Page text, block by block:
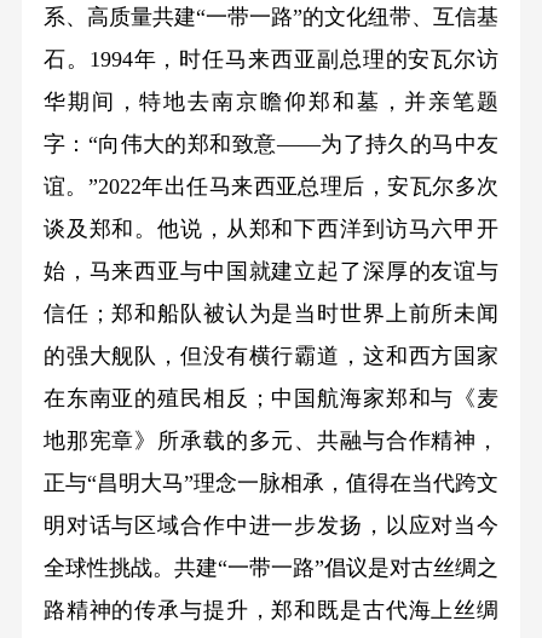
系、高质量共建“一带一路”的文化纽带、互信基
石。1994年，时任马来西亚副总理的安瓦尔访
华期间，特地去南京瞻仰郑和墓，并亲笔题
字：“向伟大的郑和致意——为了持久的马中友
谊。”2022年出任马来西亚总理后，安瓦尔多次
谈及郑和。他说，从郑和下西洋到访马六甲开
始，马来西亚与中国就建立起了深厚的友谊与
信任；郑和船队被认为是当时世界上前所未闻
的强大舰队，但没有横行霸道，这和西方国家
在东南亚的殖民相反；中国航海家郑和与《麦
地那宪章》所承载的多元、共融与合作精神，
正与“昌明大马”理念一脉相承，值得在当代跨文
明对话与区域合作中进一步发扬，以应对当今
全球性挑战。共建“一带一路”倡议是对古丝绸之
路精神的传承与提升，郑和既是古代海上丝绸